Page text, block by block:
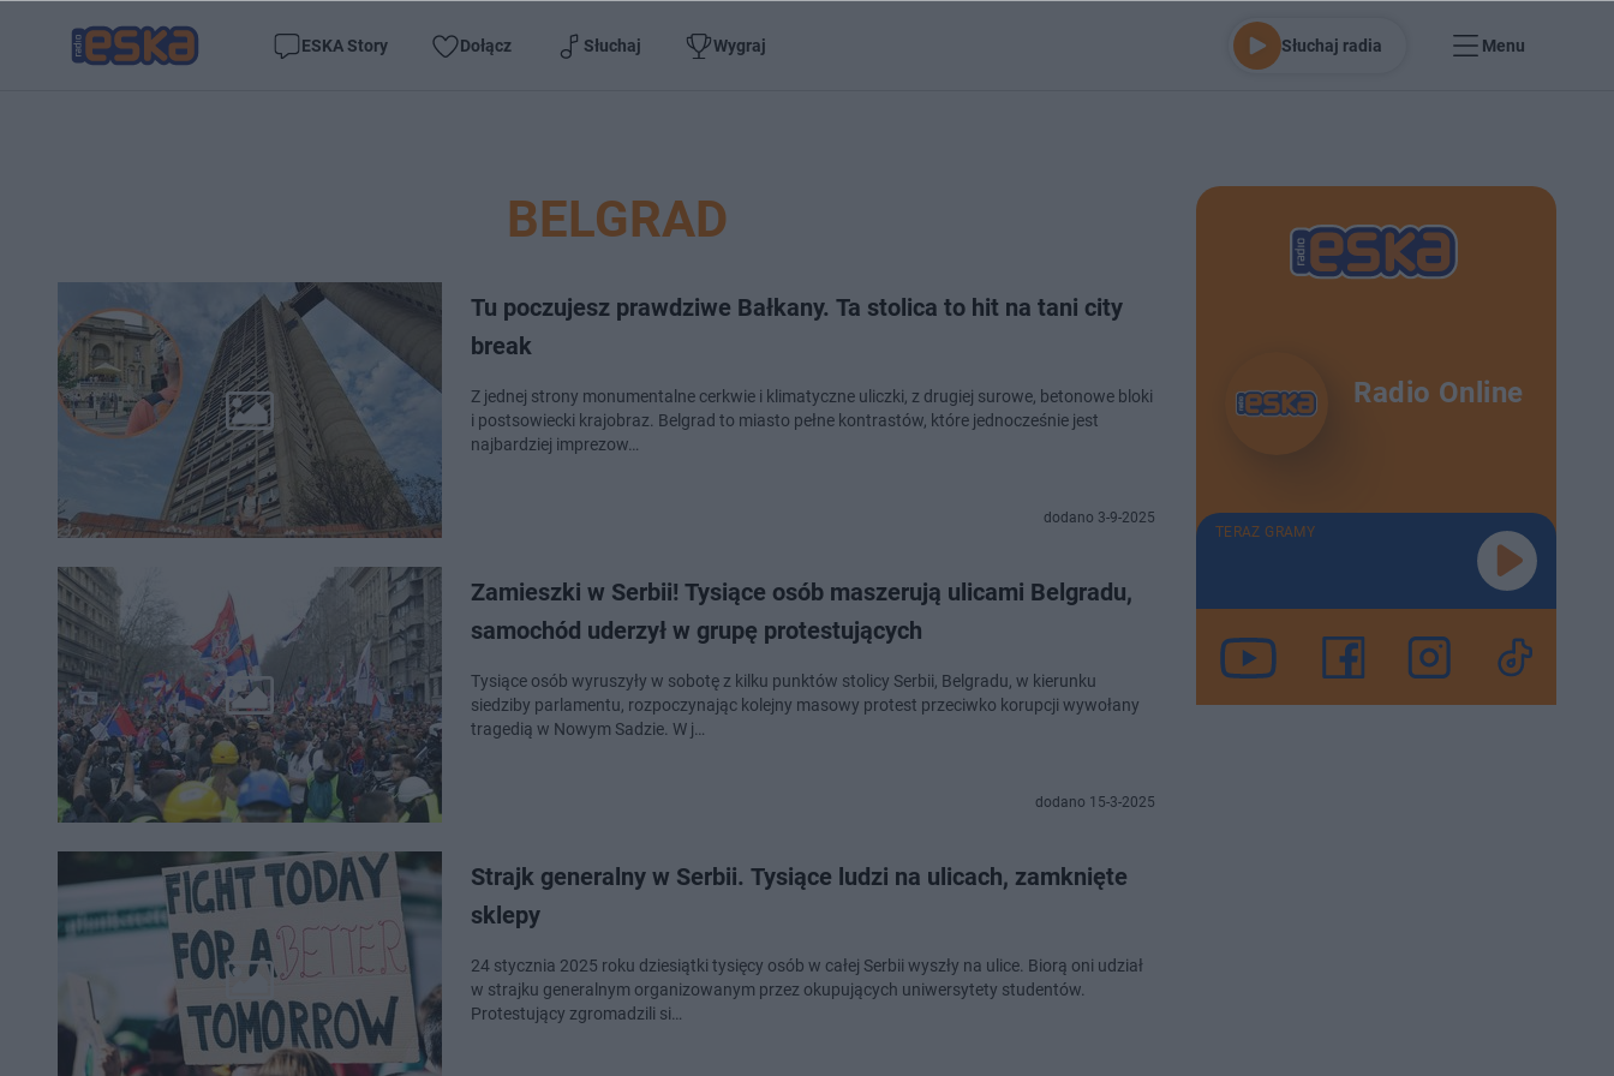
ESKA Story Dołącz Słuchaj Wygraj Słuchaj radia Menu
BELGRAD
Tu poczujesz prawdziwe Bałkany. Ta stolica to hit na tani city
break
Z jednej strony monumentalne cerkwie i klimatyczne uliczki, z drugiej surowe, betonowe bloki
i postsowiecki krajobraz. Belgrad to miasto pełne kontrastów, które jednocześnie jest
najbardziej imprezow…
dodano 3-9-2025
Zamieszki w Serbii! Tysiące osób maszerują ulicami Belgradu,
samochód uderzył w grupę protestujących
Tysiące osób wyruszyły w sobotę z kilku punktów stolicy Serbii, Belgradu, w kierunku
siedziby parlamentu, rozpoczynając kolejny masowy protest przeciwko korupcji wywołany
tragedią w Nowym Sadzie. W j…
dodano 15-3-2025
Strajk generalny w Serbii. Tysiące ludzi na ulicach, zamknięte
sklepy
24 stycznia 2025 roku dziesiątki tysięcy osób w całej Serbii wyszły na ulice. Biorą oni udział
w strajku generalnym organizowanym przez okupujących uniwersytety studentów.
Protestujący zgromadzili si…
Radio Online
TERAZ GRAMY